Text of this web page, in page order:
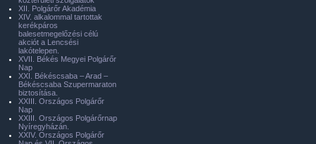
XII. Polgárőr Akadémia
XIV. alkalommal tartottak
kerékpáros
balesetmegelőzési célú
akciót a Lencsési
lakótelepen.
XVII. Békés Megyei Polgárőr
Nap
XXI. Békéscsaba – Arad –
Békéscsaba Szupermaraton
biztosítása.
XXIII. Országos Polgárőr
Nap
XXIII. Országos Polgárőrnap
Nyíregyházán.
XXIV. Országos Polgárőr